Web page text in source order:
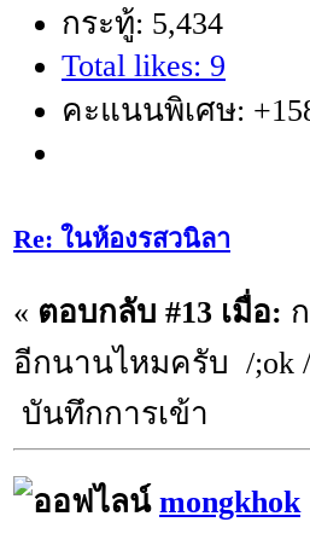
กระทู้: 5,434
Total likes: 9
คะแนนพิเศษ:
Re: ในห้องรสวนิลา
« ตอบกลับ #13 เมื่อ:
อีกนานไหมครับ /;ok /
บันทึกการเข้า
mongkhok